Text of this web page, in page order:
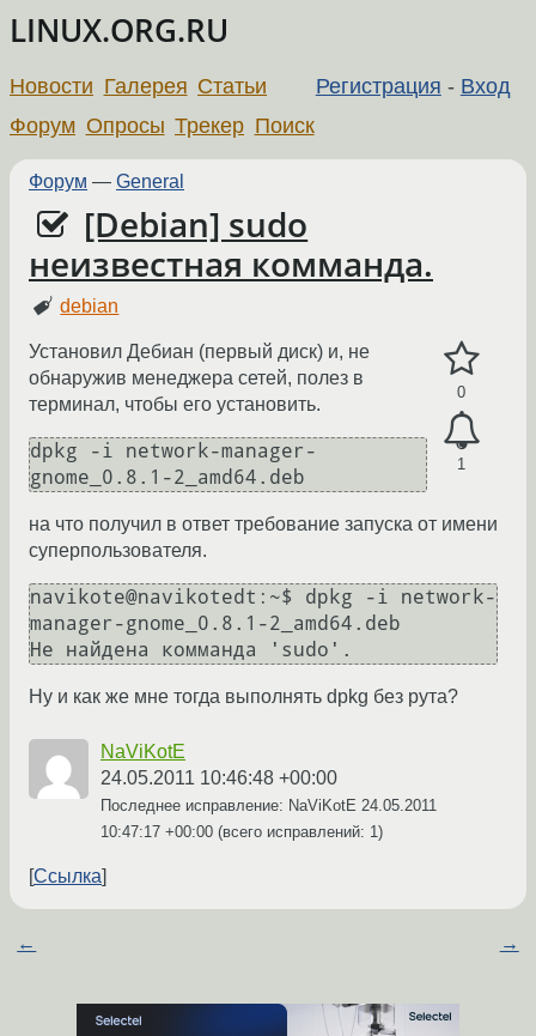
LINUX.ORG.RU
Регистрация - Вход
Новости Галерея Статьи
Форум Опросы Трекер Поиск
Форум — General
[Debian] sudo
неизвестная комманда.
debian
0
1
Установил Дебиан (первый диск) и, не
обнаружив менеджера сетей, полез в
терминал, чтобы его установить.
dpkg -i network-manager-
gnome_0.8.1-2_amd64.deb
на что получил в ответ требование запуска от имени
суперпользователя.
navikote@navikotedt:~$ dpkg -i network-
manager-gnome_0.8.1-2_amd64.deb
Ну и как же мне тогда выполнять dpkg без рута?
NaViKotE
24.05.2011 10:46:48 +00:00
Последнее исправление: NaViKotE 24.05.2011
10:47:17 +00:00 (всего исправлений: 1)
Ссылка
← →